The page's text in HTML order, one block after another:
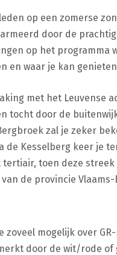
op een zomerse
door de
op het programma
en waar je kan
met het Leuvense
tocht door de
zal je zeker
de Kesselberg keer je
toen deze streek
de provincie
mogelijk over
door de wit/rode